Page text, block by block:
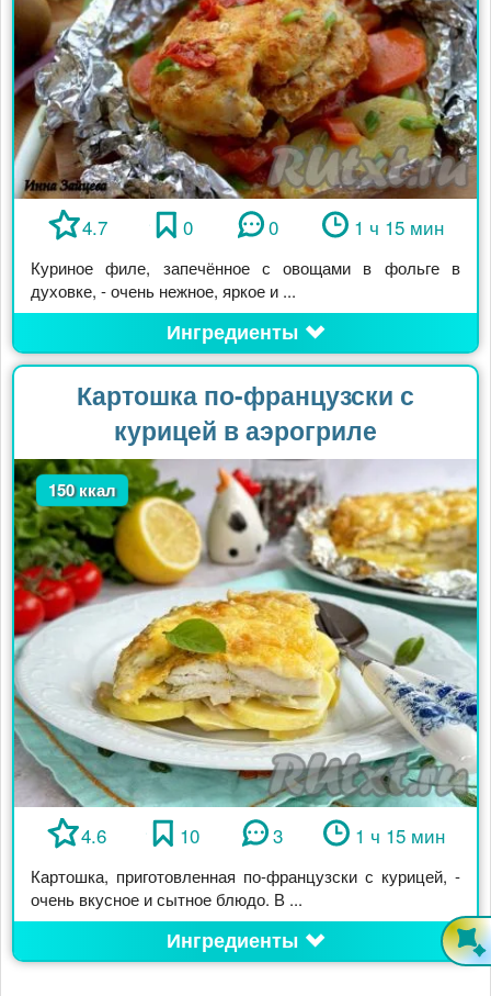
4.7 0 0 1 ч 15 мин
Куриное филе, запечённое с овощами в фольге в
духовке, - очень нежное, яркое и ...
Ингредиенты
Картошка по-французски с
курицей в аэрогриле
150 ккал
4.6 10 3 1 ч 15 мин
Картошка, приготовленная по-французски с курицей, -
очень вкусное и сытное блюдо. В ...
Ингредиенты